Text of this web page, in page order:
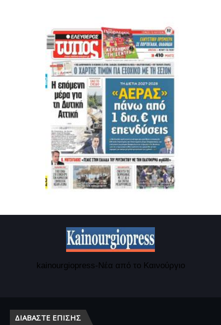
kainourgiopress-Νέα από το Καινούργιο
ΔΙΑΒΆΣΤΕ ΕΠΊΣΗΣ